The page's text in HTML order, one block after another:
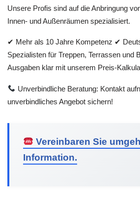
Unsere Profis sind auf die Anbringung
Innen- und Außenräumen spezialisiert.
✔ Mehr als 10 Jahre Kompetenz ✔
Spezialisten für Treppen, Terrassen und
Ausgaben klar mit unserem Preis-
Unverbindliche Beratung: Kontakt
unverbindliches Angebot sichern!
Vereinbaren Sie
Information.